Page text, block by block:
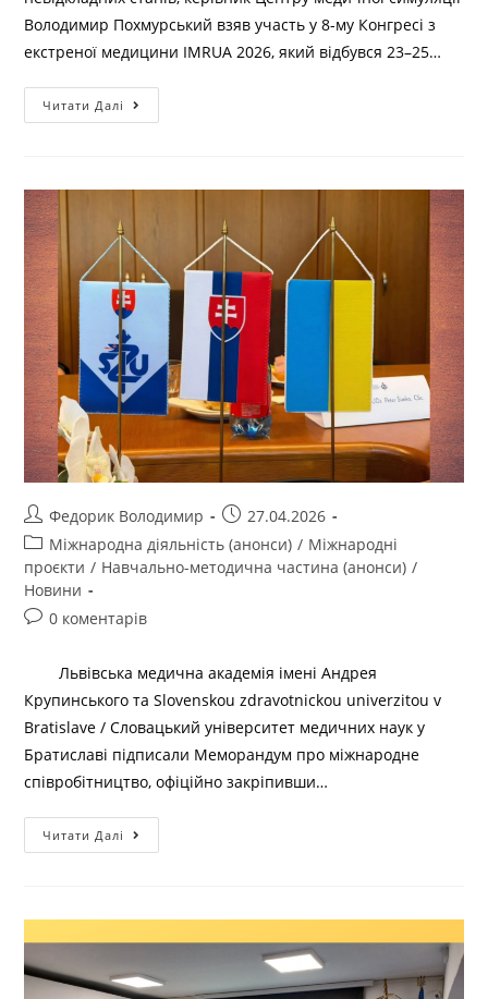
Володимир Похмурський взяв участь у 8-му Конгресі з
екстреної медицини IMRUA 2026, який відбувся 23–25…
Читати Далі
Федорик Володимир
27.04.2026
Міжнародна діяльність (анонси) / Міжнародні
проєкти / Навчально-методична частина (анонси) /
Новини
0 коментарів
Львівська медична академія імені Андрея
Крупинського та Slovenskou zdravotnickou univerzitou v
Bratislave / Словацький університет медичних наук у
Братиславі підписали Меморандум про міжнародне
співробітництво, офіційно закріпивши…
Читати Далі